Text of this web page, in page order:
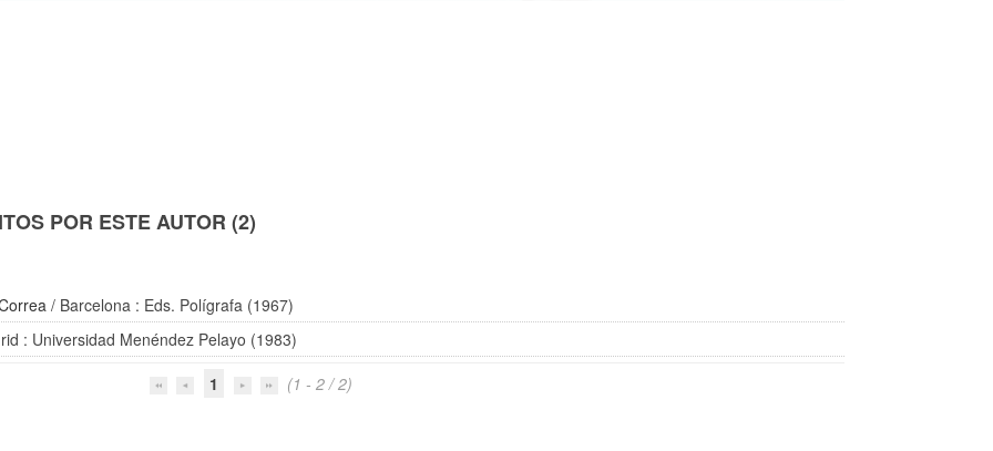
POR ESTE AUTOR (2)
/ Barcelona : Eds. Polígrafa (1967)
: Universidad Menéndez Pelayo (1983)
1
(1 - 2 / 2)